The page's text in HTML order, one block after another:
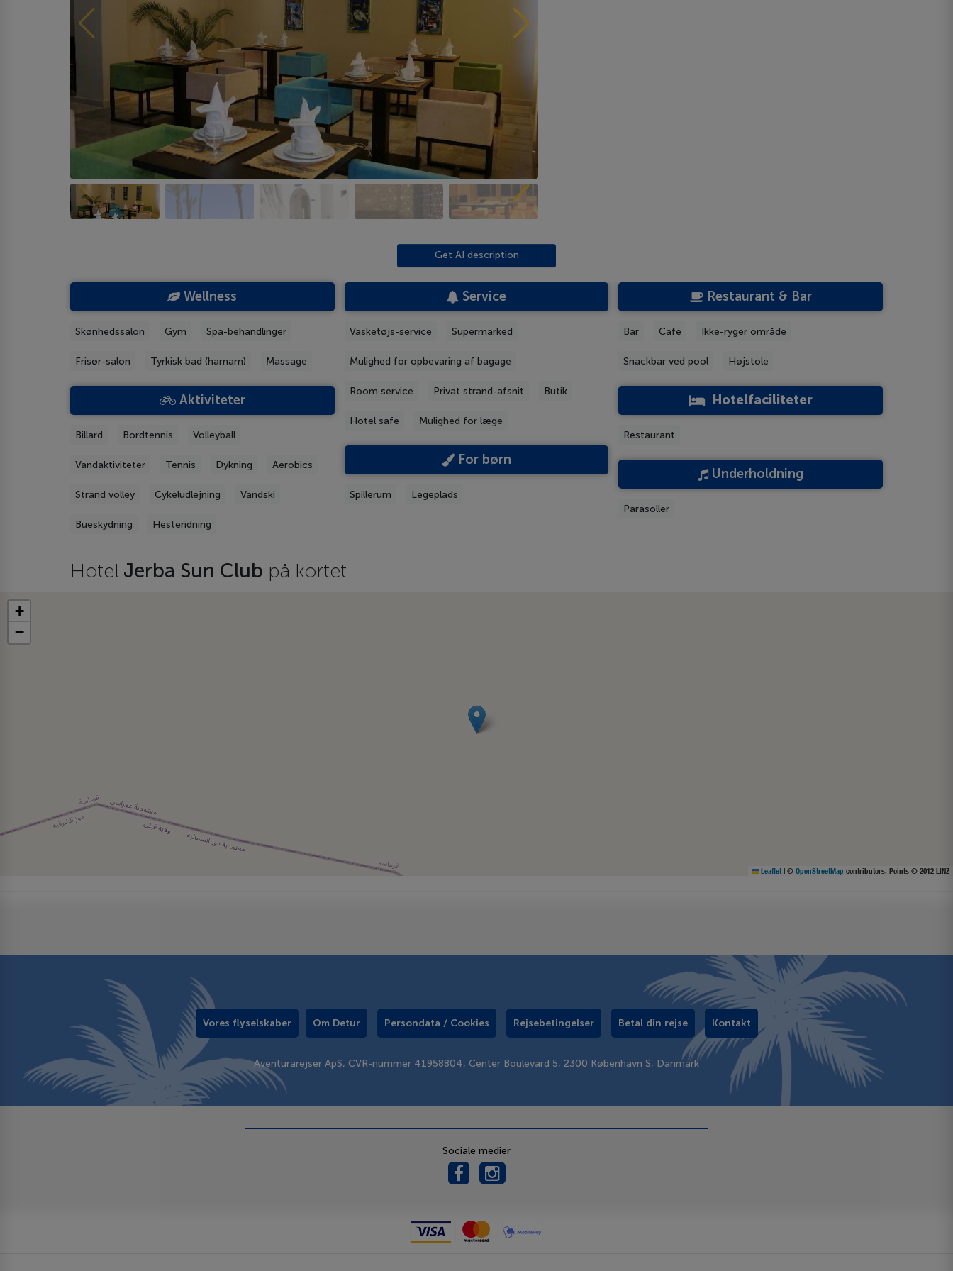
Get AI description
Wellness
Skønhedssalon Gym Spa-behandlinger
Frisør-salon Tyrkisk bad (hamam) Massage
Aktiviteter
Billard Bordtennis Volleyball
Vandaktiviteter Tennis Dykning Aerobics
Strand volley Cykeludlejning Vandski
Bueskydning Hesteridning
Service
Vasketøjs-service Supermarked
Mulighed for opbevaring af bagage
Room service Privat strand-afsnit Butik
Hotel safe Mulighed for læge
For børn
Spillerum Legeplads
Restaurant & Bar
Bar Café Ikke-ryger område
Snackbar ved pool Højstole
Hotelfaciliteter
Restaurant
Underholdning
Parasoller
Hotel Jerba Sun Club på kortet
+
−
Leaflet | © OpenStreetMap contributors, Points © 2012 LINZ
Vores flyselskaber Om Detur Persondata / Cookies Rejsebetingelser Betal din rejse Kontakt
Aventurarejser ApS, CVR-nummer 41958804, Center Boulevard 5, 2300 København S, Danmark
Sociale medier